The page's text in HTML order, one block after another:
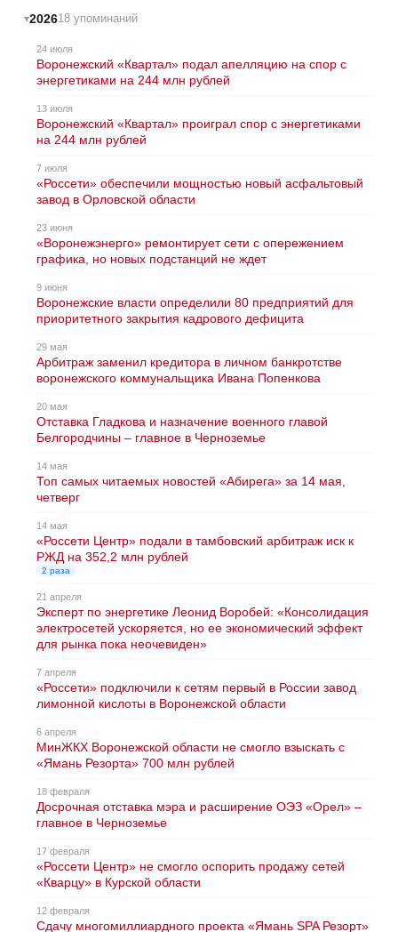
202618 упоминаний
24 июля
Воронежский «Квартал» подал апелляцию на спор с
энергетиками на 244 млн рублей
13 июля
Воронежский «Квартал» проиграл спор с энергетиками
на 244 млн рублей
7 июля
«Россети» обеспечили мощностью новый асфальтовый
завод в Орловской области
23 июня
«Воронежэнерго» ремонтирует сети с опережением
графика, но новых подстанций не ждет
9 июня
Воронежские власти определили 80 предприятий для
приоритетного закрытия кадрового дефицита
29 мая
Арбитраж заменил кредитора в личном банкротстве
воронежского коммунальщика Ивана Попенкова
20 мая
Отставка Гладкова и назначение военного главой
Белгородчины – главное в Черноземье
14 мая
Топ самых читаемых новостей «Абирега» за 14 мая,
четверг
14 мая
«Россети Центр» подали в тамбовский арбитраж иск к
РЖД на 352,2 млн рублей
2 раза
21 апреля
Эксперт по энергетике Леонид Воробей: «Консолидация
электросетей ускоряется, но ее экономический эффект
для рынка пока неочевиден»
7 апреля
«Россети» подключили к сетям первый в России завод
лимонной кислоты в Воронежской области
6 апреля
МинЖКХ Воронежской области не смогло взыскать с
«Ямань Резорта» 700 млн рублей
18 февраля
Досрочная отставка мэра и расширение ОЭЗ «Орел» –
главное в Черноземье
17 февраля
«Россети Центр» не смогло оспорить продажу сетей
«Кварцу» в Курской области
12 февраля
Сдачу многомиллиардного проекта «Ямань SPA Резорт»